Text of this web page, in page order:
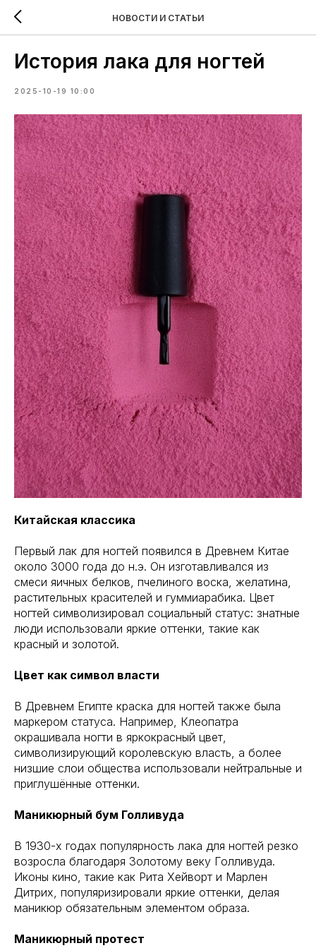
НОВОСТИ И СТАТЬИ
История лака для ногтей
2025-10-19 10:00
Китайская классика
Первый лак для ногтей появился в Древнем Китае
около 3000 года до н.э. Он изготавливался из
смеси яичных белков, пчелиного воска, желатина,
растительных красителей и гуммиарабика. Цвет
ногтей символизировал социальный статус: знатные
люди использовали яркие оттенки, такие как
красный и золотой.
Цвет как символ власти
В Древнем Египте краска для ногтей также была
маркером статуса. Например, Клеопатра
окрашивала ногти в яркокрасный цвет,
символизирующий королевскую власть, а более
низшие слои общества использовали нейтральные и
приглушённые оттенки.
Маникюрный бум Голливуда
В 1930-х годах популярность лака для ногтей резко
возросла благодаря Золотому веку Голливуда.
Иконы кино, такие как Рита Хейворт и Марлен
Дитрих, популяризировали яркие оттенки, делая
маникюр обязательным элементом образа.
Маникюрный протест